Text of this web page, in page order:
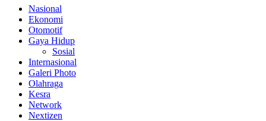
Nasional
Ekonomi
Otomotif
Gaya Hidup
Sosial
Internasional
Galeri Photo
Olahraga
Kesra
Network
Nextizen